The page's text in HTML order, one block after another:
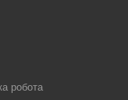
робота